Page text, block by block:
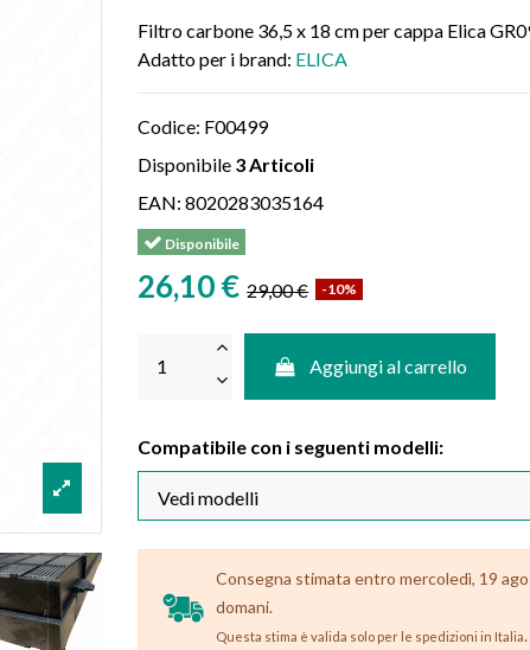
Filtro carbone 36,5 x 18 cm per cappa Elica
Adatto per i brand: ELICA
Codice: F00499
Disponibile 3 Articoli
EAN: 8020283035164
Disponibile
26,10 € 29,00 € -10%
Aggiungi al carrello
Compatibile con i seguenti modelli:
Consegna stimata entro mercoledì, 19
domani.
Questa stima è valida solo per le spedizioni in Italia.